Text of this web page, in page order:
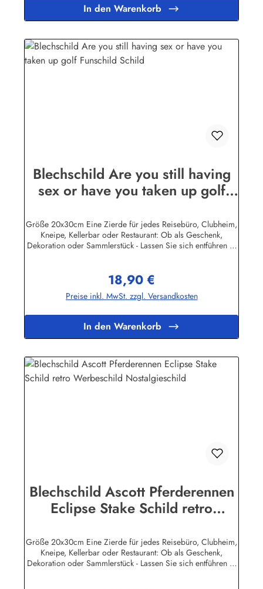
lizensierte Werbeschilder. Nicht jeder Hersteller oder
Veranstalter hat seine Metallschilder zum öffentlichen Verkauf
Industrie BPPM GmbHPorschestr. 921423 Winsen
(Luhe)info@heartofireland.eu
In den Warenkorb
Blechschild Are you still having
sex or have you taken up golf
Größe 20x30cm Eine Zierde für jedes Reisebüro, Clubheim,
Kneipe, Kellerbar oder Restaurant: Ob als Geschenk,
Dekoration oder Sammlerstück - Lassen Sie sich entführen in
Sie sich und Ihren Freunden eine dekorative Erinnerung an
die gute alte Zeit! Unsere Blechschilder sind in Super-Qualität
aus hochwertigem Metall (Stahlblech) gefertigt. Die
Lebensdauer ist damit garantiert. Wir verkaufen nur original
lizensierte Werbeschilder. Nicht jeder Hersteller oder
Veranstalter hat seine Metallschilder zum öffentlichen Verkauf
Industrie BPPM GmbHPorschestr. 921423 Winsen
(Luhe)info@heartofireland.eu
Regulärer Preis:
18,90 €
Preise inkl. MwSt. zzgl. Versandkosten
In den Warenkorb
Blechschild Ascott Pferderennen
Eclipse Stake Schild retro
Größe 20x30cm Eine Zierde für jedes Reisebüro, Clubheim,
Kneipe, Kellerbar oder Restaurant: Ob als Geschenk,
Dekoration oder Sammlerstück - Lassen Sie sich entführen in